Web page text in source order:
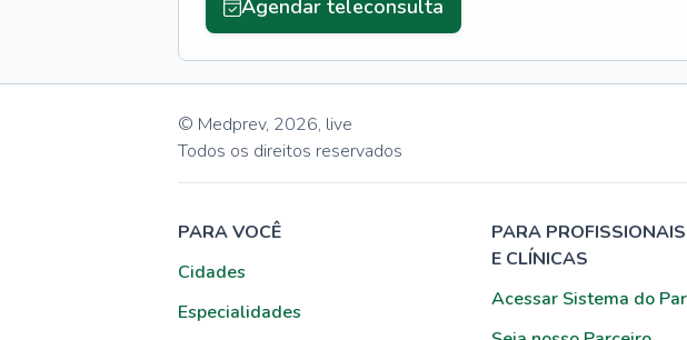
Agendar teleconsulta
© Medprev, 2026, live
Todos os direitos reservados
PARA VOCÊ
Cidades
Especialidades
PARA PROFISSIONAIS
E CLÍNICAS
Acessar Sistema do